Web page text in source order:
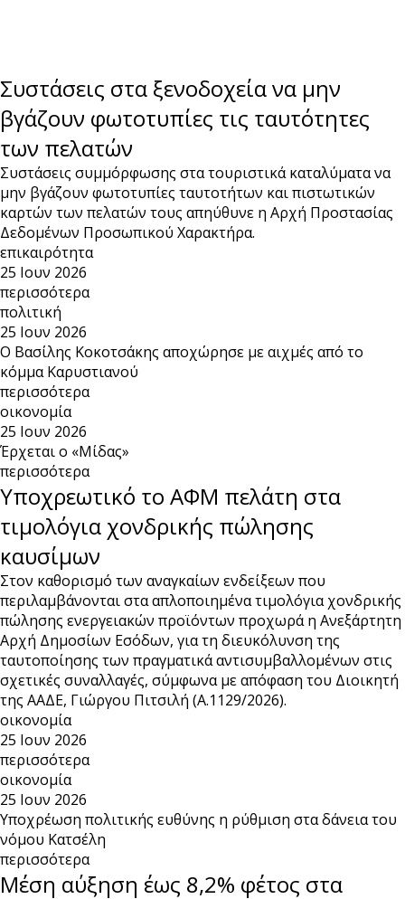
Συστάσεις στα ξενοδοχεία να μην
βγάζουν φωτοτυπίες τις ταυτότητες
των πελατών
Συστάσεις συμμόρφωσης στα τουριστικά καταλύματα να
μην βγάζουν φωτοτυπίες ταυτοτήτων και πιστωτικών
καρτών των πελατών τους απηύθυνε η Αρχή Προστασίας
Δεδομένων Προσωπικού Χαρακτήρα.
επικαιρότητα
25 Ιουν 2026
περισσότερα
πολιτική
25 Ιουν 2026
Ο Βασίλης Κοκοτσάκης αποχώρησε με αιχμές από το
κόμμα Καρυστιανού
περισσότερα
οικονομία
25 Ιουν 2026
Έρχεται ο «Μίδας»
περισσότερα
Υποχρεωτικό το ΑΦΜ πελάτη στα
τιμολόγια χονδρικής πώλησης
καυσίμων
Στον καθορισμό των αναγκαίων ενδείξεων που
περιλαμβάνονται στα απλοποιημένα τιμολόγια χονδρικής
πώλησης ενεργειακών προϊόντων προχωρά η Ανεξάρτητη
Αρχή Δημοσίων Εσόδων, για τη διευκόλυνση της
ταυτοποίησης των πραγματικά αντισυμβαλλομένων στις
σχετικές συναλλαγές, σύμφωνα με απόφαση του Διοικητή
της ΑΑΔΕ, Γιώργου Πιτσιλή (Α.1129/2026).
οικονομία
25 Ιουν 2026
περισσότερα
οικονομία
25 Ιουν 2026
Υποχρέωση πολιτικής ευθύνης η ρύθμιση στα δάνεια του
νόμου Κατσέλη
περισσότερα
Μέση αύξηση έως 8,2% φέτος στα